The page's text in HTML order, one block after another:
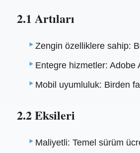
2.1 Artıları
Zengin özelliklere sahip:
Entegre hizmetler: Adobe
Mobil uyumluluk: Birden
2.2 Eksileri
Maliyetli: Temel sürüm